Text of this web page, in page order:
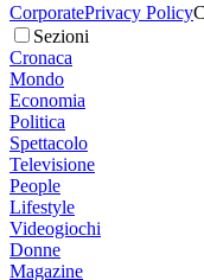
CorporatePrivacy Policy
Sezioni
Cronaca
Mondo
Economia
Politica
Spettacolo
Televisione
People
Lifestyle
Videogiochi
Donne
Magazine